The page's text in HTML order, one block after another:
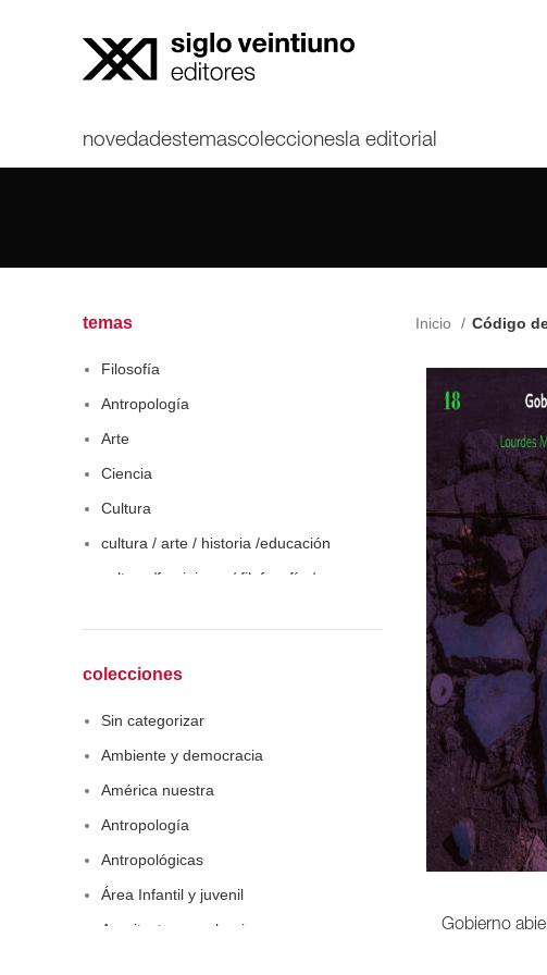
novedadestemascolecciones la editorial
temas
Filosofía
Antropología
Arte
Ciencia
Cultura
cultura / arte / historia /educación
cultura /feminismo / filofosofía /
Economía
colecciones
Sin categorizar
Ambiente y democracia
América nuestra
Antropología
Antropológicas
Área Infantil y juvenil
Arquitectura y urbanismo
Inicio Código
Gobierno